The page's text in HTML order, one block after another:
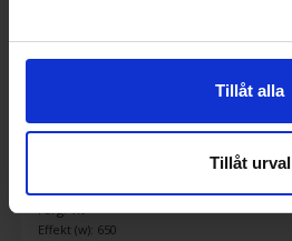
Tillåt alla
Tillåt urval
HR2535/00
Färg: Vit
Effekt (w): 650